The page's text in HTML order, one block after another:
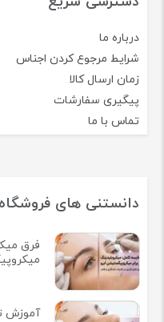
درباره ما
شرایط مرجوع کردن اجناس
زمان ارسال کالا
پیگیری سفارشات
تماس با ما
دانستنی های فروشگاه
فرق
آموزش